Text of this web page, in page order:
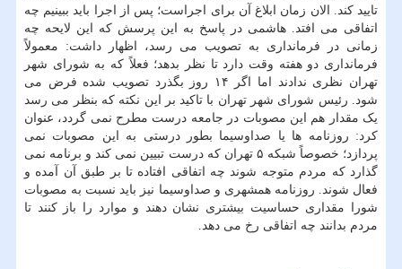
تایید کند. الان زمان ابلاغ آن برای اجراست؛ پس از اجرا باید ببینیم چه
اتفاقی می افتد. هاشمی در پاسخ به این پرسش که این لایحه چه
زمانی در فرمانداری به تصویب می رسد، اظهار داشت: معمولاً
فرمانداری دو هفته وقت دارد تا نظر بدهد؛ فعلاً که به شورای شهر
تهران نظری ندادند اما اگر ۱۴ روز بگذرد تصویب شده فرض می
شود. رئیس شورای شهر تهران با تاکید بر این نکته که بنظر می رسد
یک مقدار هم این مصوبات در جامعه درست مطرح نمی گردد، عنوان
کرد: روزنامه ها یا صداوسیما بطور درستی به این مصوبات نمی
پردازد؛ خصوصاً شبکه ۵ تهران که درست تبیین نمی کند و برنامه نمی
گذارد که مردم متوجه شوند چه اتفاقی افتاده تا بر طبق آن آمده و
فعال شوند. روزنامه همشهری و صداوسیما نیز باید نسبت به مصوبات
شورا مقداری حساسیت بیشتری نشان دهند و موارد را باز کنند تا
مردم بدانند چه اتفاقی رخ می دهد.